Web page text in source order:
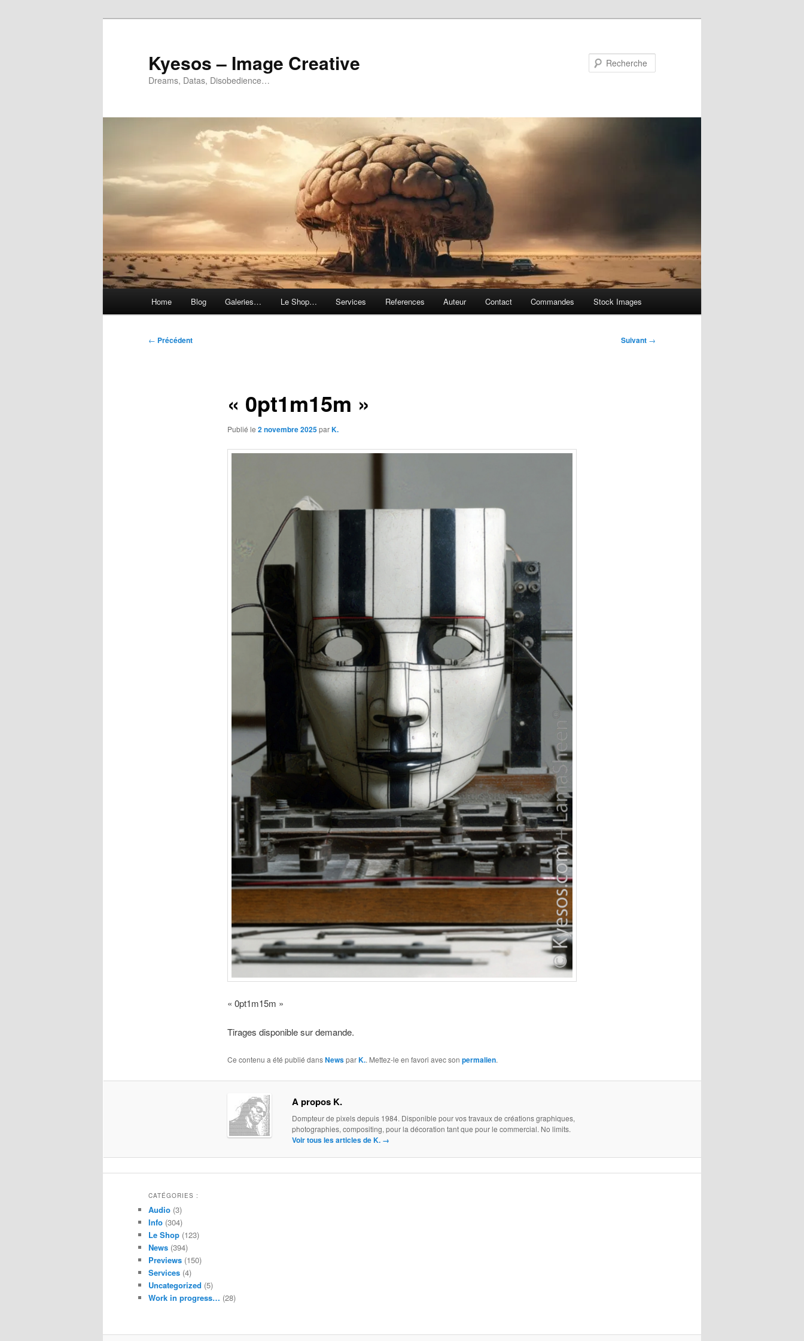
Kyesos – Image Creative
Dreams, Datas, Disobedience…
Home Blog Galeries… Le Shop… Services References Auteur Contact Commandes Stock Images
Navigation
← Précédent Suivant →
« 0pt1m15m »
Publié le 2 novembre 2025parK.
« 0pt1m15m »
Tirages disponible sur demande.
Ce contenu a été publié dansNewsparK.. Mettez-le en favori avec son permalien.
A propos K.
Dompteur de pixels depuis 1984. Disponible pour vos travaux de créations graphiques,
photographies, compositing, pour la décoration tant que pour le commercial. No limits.
Voir tous les articles de K. →
CATÉGORIES :
Audio (3)
Info (304)
Le Shop (123)
News (394)
Previews (150)
Services (4)
Uncategorized (5)
Work in progress… (28)